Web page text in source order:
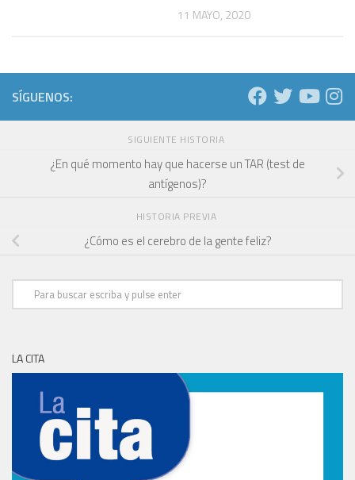
11 MAYO, 2020
SÍGUENOS:
SIGUIENTE HISTORIA
¿En qué momento hay que hacerse un TAR (test de
antígenos)?
HISTORIA PREVIA
¿Cómo es el cerebro de la gente feliz?
LA CITA